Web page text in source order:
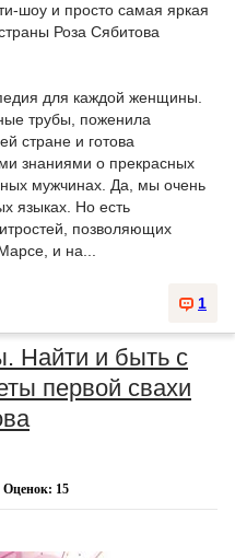
шоу и просто самая яркая
Роза Сябитова
для каждой женщины.
трубы, поженила
стране и готова
знаниями о прекрасных
мужчинах. Да, мы очень
языках. Но есть
позволяющих
и на...
1
Найти и быть с
первой свахи
Оценок: 15